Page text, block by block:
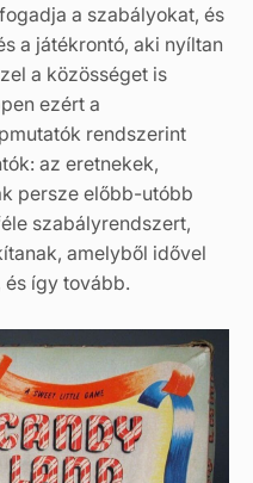
a szabályokat, és
a játékrontó, aki nyíltan
a közösséget is
ezért a
rendszerint
az eretnekek,
persze előbb-utóbb
szabályrendszert,
amelyből idővel
így tovább.